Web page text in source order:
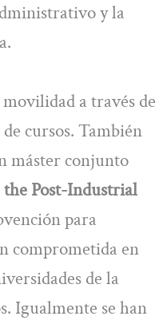
y la
a través de
cursos. También
máster conjunto
Post-Industrial
para
comprometida en
de la
Igualmente se han